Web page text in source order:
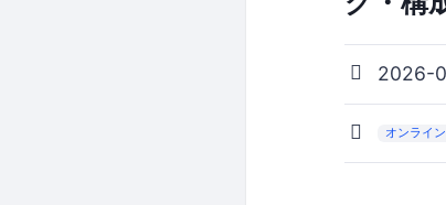
2026-
オンライン